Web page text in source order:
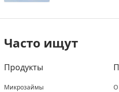
Часто ищут
Продукты
Микрозаймы
О